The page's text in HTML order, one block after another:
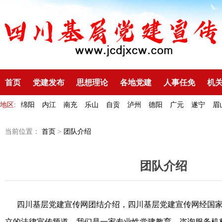
首页 党建发布 思想理论 各地党建 人事任免 机
地区: 绵阳 内江 南充 乐山 自贡 泸州 德阳 广元 遂宁 眉
当前位置： 首页 > 团队介绍
团队介绍
四川基层党建宣传网团结介绍，四川基层党建宣传网经国